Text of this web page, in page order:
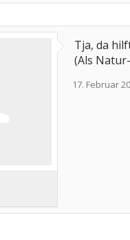
Tja, da
(Als
17. Februar